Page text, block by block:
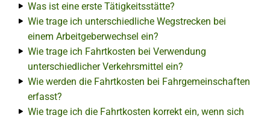
Was ist eine erste Tätigkeitsstätte?
Wie trage ich unterschiedliche Wegstrecken bei
einem Arbeitgeberwechsel ein?
Wie trage ich Fahrtkosten bei Verwendung
unterschiedlicher Verkehrsmittel ein?
Wie werden die Fahrtkosten bei Fahrgemeinschaften
erfasst?
Wie trage ich die Fahrtkosten korrekt ein, wenn sich